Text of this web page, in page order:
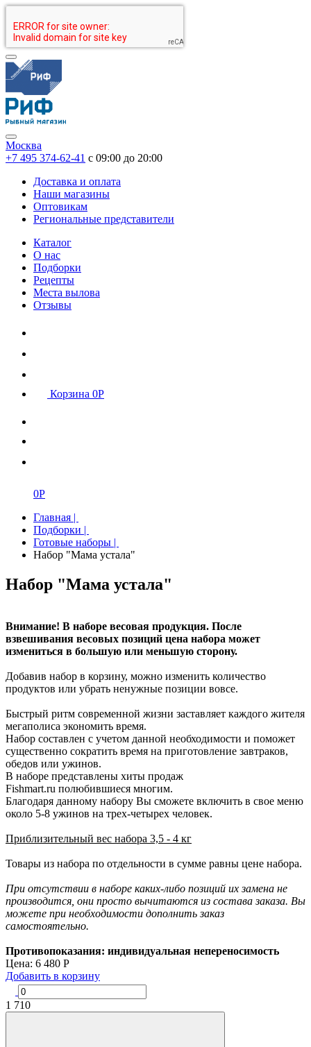
Москва
+7 495 374-62-41 c 09:00 до 20:00
Доставка и оплата
Наши магазины
Оптовикам
Региональные представители
Каталог
О нас
Подборки
Рецепты
Места вылова
Отзывы
Корзина 0Р
0Р
Главная |
Подборки |
Готовые наборы |
Набор "Мама устала"
Набор "Мама устала"
Внимание! В наборе весовая продукция. После
взвешивания весовых позиций цена набора может
измениться в большую или меньшую сторону.
Добавив набор в корзину, можно изменить количество
продуктов или убрать ненужные позиции вовсе.
Быстрый ритм современной жизни заставляет каждого жителя
мегаполиса экономить время.
Набор составлен с учетом данной необходимости и поможет
существенно сократить время на приготовление завтраков,
обедов или ужинов.
В наборе представлены хиты продаж
Fishmart.ru полюбившиеся многим.
Благодаря данному набору Вы сможете включить в свое меню
около 5-8 ужинов на трех-четырех человек.
Приблизительный вес набора 3,5 - 4 кг
Товары из набора по отдельности в сумме равны цене набора.
При отсутствии в наборе каких-либо позиций их замена не
производится, они просто вычитаются из состава заказа. Вы
можете при необходимости дополнить заказ
самостоятельно.
Противопоказания: индивидуальная непереносимость
Цена: 6 480 Р
Добавить в корзину
1 710